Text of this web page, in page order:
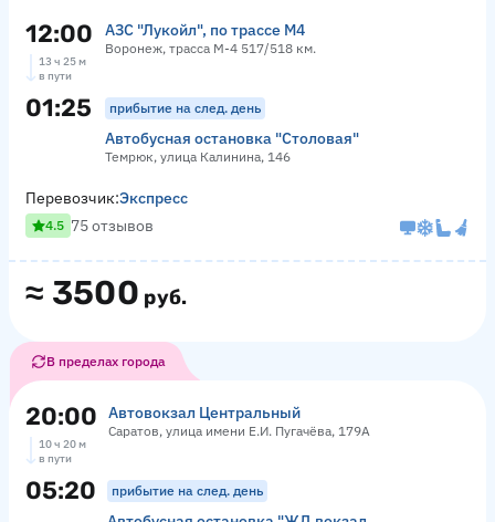
12:00 АЗС "Лукойл", по трассе М4
Воронеж, трасса М-4 517/518 км.
13 ч 25 м
в пути
01:25 прибытие на след. день
Автобусная остановка "Столовая"
Темрюк, улица Калинина, 146
≈ 3500 руб.
Перевозчик:Экспресс
4.5 75 отзывов
В пределах города
20:00 Автовокзал Центральный
Саратов, улица имени Е.И. Пугачёва, 179А
10 ч 20 м
в пути
05:20 прибытие на след. день